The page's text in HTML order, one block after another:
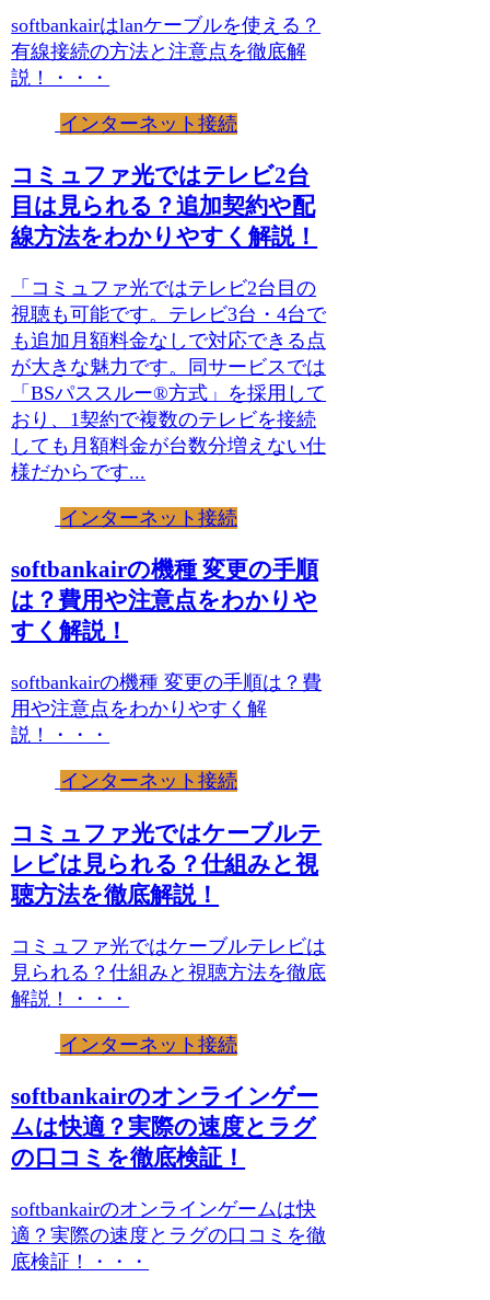
softbankairはlanケーブルを使える？
有線接続の方法と注意点を徹底解
説！・・・
インターネット接続
コミュファ光ではテレビ2台
目は見られる？追加契約や配
線方法をわかりやすく解説！
「コミュファ光ではテレビ2台目の
視聴も可能です。テレビ3台・4台で
も追加月額料金なしで対応できる点
が大きな魅力です。同サービスでは
「BSパススルー®方式」を採用して
おり、1契約で複数のテレビを接続
しても月額料金が台数分増えない仕
様だからです...
インターネット接続
softbankairの機種 変更の手順
は？費用や注意点をわかりや
すく解説！
softbankairの機種 変更の手順は？費
用や注意点をわかりやすく解
説！・・・
インターネット接続
コミュファ光ではケーブルテ
レビは見られる？仕組みと視
聴方法を徹底解説！
コミュファ光ではケーブルテレビは
見られる？仕組みと視聴方法を徹底
解説！・・・
インターネット接続
softbankairのオンラインゲー
ムは快適？実際の速度とラグ
の口コミを徹底検証！
softbankairのオンラインゲームは快
適？実際の速度とラグの口コミを徹
底検証！・・・